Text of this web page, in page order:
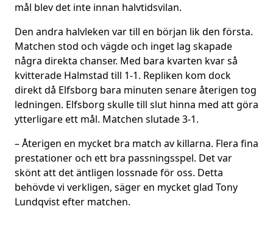
mål blev det inte innan halvtidsvilan.
Den andra halvleken var till en början lik den första.
Matchen stod och vägde och inget lag skapade
några direkta chanser. Med bara kvarten kvar så
kvitterade Halmstad till 1-1. Repliken kom dock
direkt då Elfsborg bara minuten senare återigen tog
ledningen. Elfsborg skulle till slut hinna med att göra
ytterligare ett mål. Matchen slutade 3-1.
– Återigen en mycket bra match av killarna. Flera fina
prestationer och ett bra passningsspel. Det var
skönt att det äntligen lossnade för oss. Detta
behövde vi verkligen, säger en mycket glad Tony
Lundqvist efter matchen.